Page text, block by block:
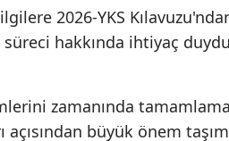
Kastamonu
Kırklareli
2026-YKS
süreci hakkında ihtiyaç
zamanında
büyük önem